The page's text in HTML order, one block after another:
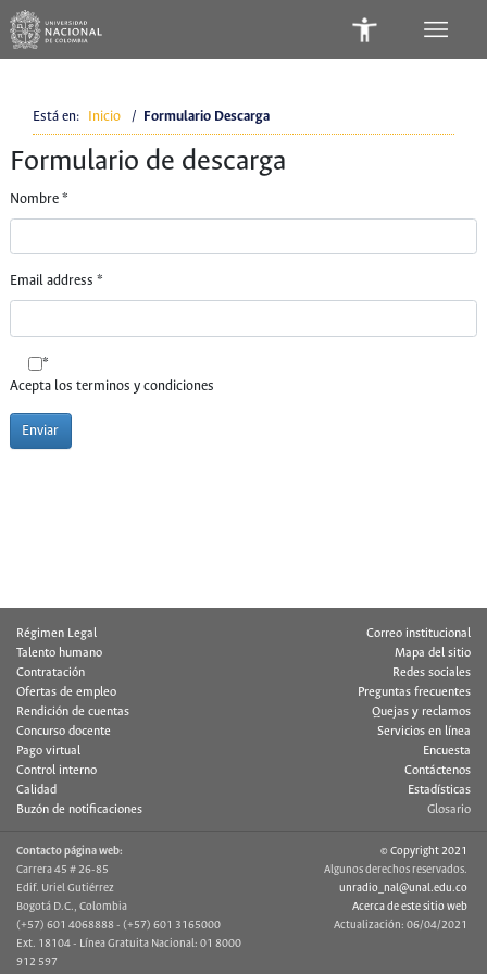
Está en: Inicio / Formulario Descarga
Formulario de descarga
Nombre *
Email address *
*
Acepta los terminos y condiciones
Enviar
Régimen Legal
Talento humano
Contratación
Ofertas de empleo
Rendición de cuentas
Concurso docente
Pago virtual
Control interno
Calidad
Buzón de notificaciones
Correo institucional
Mapa del sitio
Redes sociales
Preguntas frecuentes
Quejas y reclamos
Servicios en línea
Encuesta
Contáctenos
Estadísticas
Glosario
Contacto página web:
Carrera 45 # 26-85
Edif. Uriel Gutiérrez
Bogotá D.C., Colombia
(+57) 601 4068888 - (+57) 601 3165000
Ext. 18104 - Línea Gratuita Nacional: 01 8000
912 597
© Copyright 2021
Algunos derechos reservados.
unradio_nal@unal.edu.co
Acerca de este sitio web
Actualización: 06/04/2021